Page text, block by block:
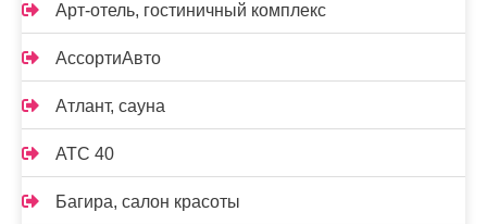
Арт-отель, гостиничный комплекс
АссортиАвто
Атлант, сауна
АТС 40
Багира, салон красоты